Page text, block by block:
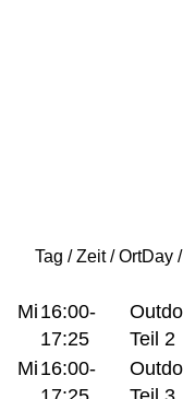
Tag / Zeit / OrtDay
Mi16:00-
17:25
Teil 2
Mi16:00-